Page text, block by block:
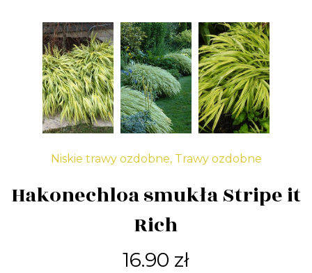
Niskie trawy ozdobne, Trawy ozdobne
Hakonechloa smukła Stripe it
Rich
16.90 zł